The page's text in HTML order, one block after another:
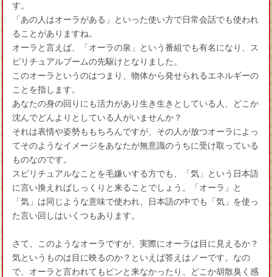
す。
「あの人はオーラがある」といった使い方で日常会話でも使われ
ることがありますね。
オーラと言えば、「オーラの泉」という番組でも有名になり、ス
ピリチュアルブームの先駆けとなりました。
このオーラというのはつまり、物体から発せられるエネルギーの
ことを指します。
あなたの身の回りにも活力があり生き生きとしている人、どこか
沈んでどんよりとしている人がいませんか？
それは表情や姿勢ももちろんですが、その人が放つオーラによっ
てそのようなイメージをあなたが無意識のうちに受け取っている
ものなのです。
スピリチュアルなことを毛嫌いする方でも、「気」という日本語
に言い換えればしっくりと来ることでしょう。「オーラ」と
「気」は同じような意味で使われ、日本語の中でも「気」を使っ
た言い回しはいくつもあります。
さて、このようなオーラですが、実際にオーラは目に見えるか？
気というものは目に映るのか？といえば答えはノーです。なの
で、オーラと言われてもピンと来なかったり、どこか胡散臭く感